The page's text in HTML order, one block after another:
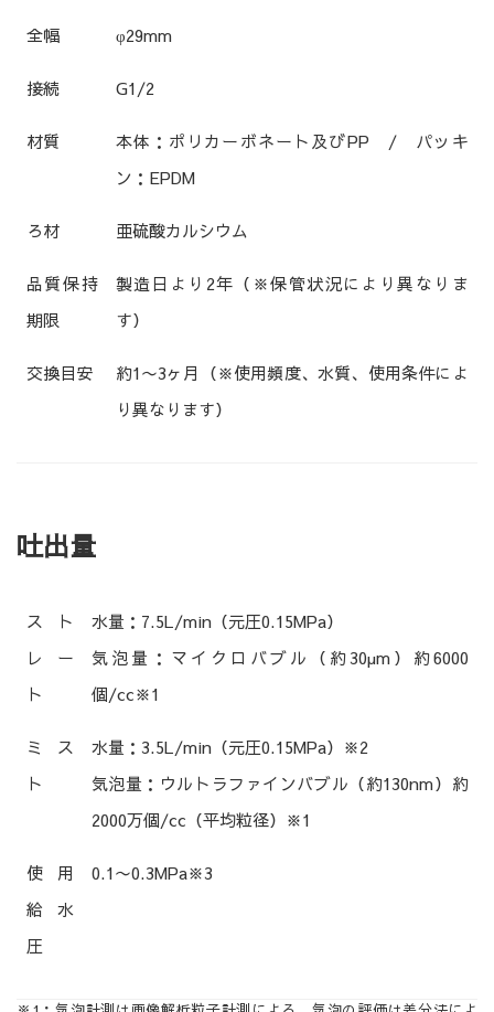
全幅 φ29mm
接続 G1/2
材質
本体：ポリカーボネート及びPP / パッキ
ン：EPDM
ろ材 亜硫酸カルシウム
品質保持
期限
製造日より2年（※保管状況により異なりま
す）
交換目安
約1〜3ヶ月（※使用頻度、水質、使用条件によ
り異なります）
吐出量
スト
レー
ト
水量：7.5L/min（元圧0.15MPa）
気泡量：マイクロバブル（約30µm）約6000
個/cc※1
ミス
ト
水量：3.5L/min（元圧0.15MPa）※2
気泡量：ウルトラファインバブル（約130nm）約
2000万個/cc（平均粒径）※1
使用
給水
圧
0.1〜0.3MPa※3